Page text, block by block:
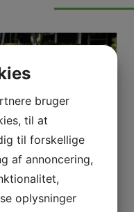
bruger
til at
til forskellige
af annoncering,
oplysninger